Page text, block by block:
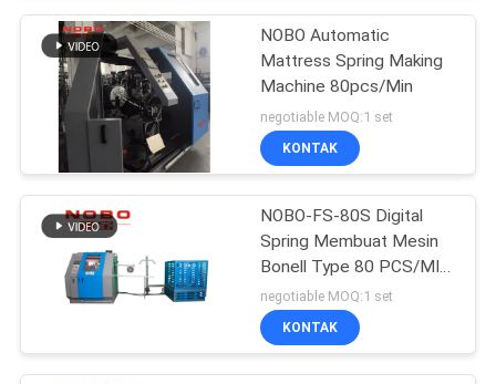
NOBO Automatic
Mattress Spring Making
Machine 80pcs/Min
negotiable MOQ:1 set
KONTAK
NOBO-FS-80S Digital
Spring Membuat Mesin
Bonell Type 80 PCS/MIN
Untuk Kasur
negotiable MOQ:1 set
KONTAK